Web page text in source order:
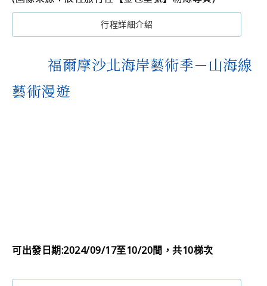
行程詳細介紹
福爾摩沙北海岸藝術季－山海線
藝術漫遊
可出發日期:2024/09/17至10/20間，共10梯次